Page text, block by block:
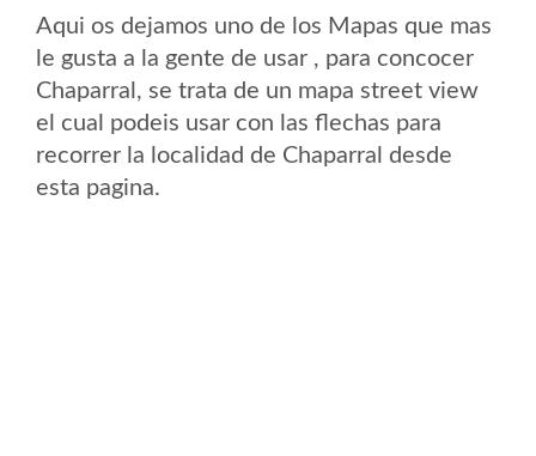
Aqui os dejamos uno de los Mapas que mas
le gusta a la gente de usar , para concocer
Chaparral, se trata de un mapa street view
el cual podeis usar con las flechas para
recorrer la localidad de Chaparral desde
esta pagina.